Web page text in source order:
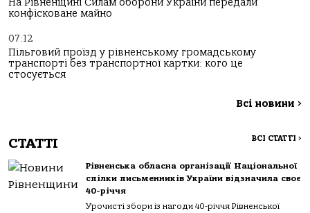
На Рівненщині Силам оборони України передали
конфісковане майно
07:12
Пільговий проїзд у рівненському громадському
транспорті без транспортної картки: кого це
стосується
Всі новини >
СТАТТІ ВСІ СТАТТІ >
Рівненська обласна організації Національної
спілки письменників України відзначила своє
40-річчя
Урочисті збори із нагоди 40-річчя Рівненської